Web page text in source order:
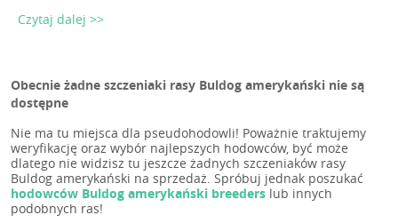
Czytaj dalej >>
Obecnie żadne szczeniaki rasy Buldog amerykański nie są
dostępne
Nie ma tu miejsca dla pseudohodowli! Poważnie traktujemy
weryfikację oraz wybór najlepszych hodowców, być może
dlatego nie widzisz tu jeszcze żadnych szczeniaków rasy
Buldog amerykański na sprzedaż. Spróbuj jednak poszukać
hodowców Buldog amerykański breeders lub innych
podobnych ras!